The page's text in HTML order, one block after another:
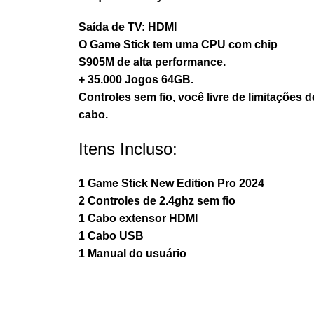
Saída de TV: HDMI
O Game Stick tem uma CPU com chip
S905M de alta performance.
+ 35.000 Jogos 64GB.
Controles sem fio, você livre de limitações
cabo.
Itens Incluso:
1 Game Stick New Edition Pro 2024
2 Controles de 2.4ghz sem fio
1 Cabo extensor HDMI
1 Cabo USB
1 Manual do usuário